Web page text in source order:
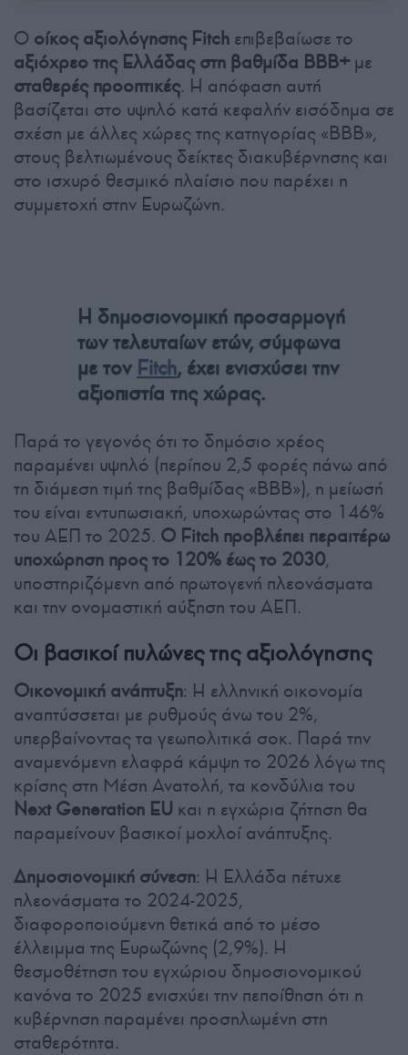
Ο οίκος αξιολόγησης Fitch επιβεβαίωσε το
αξιόχρεο της Ελλάδας στη βαθμίδα BBB+ με
σταθερές προοπτικές. Η απόφαση αυτή
βασίζεται στο υψηλό κατά κεφαλήν εισόδημα σε
σχέση με άλλες χώρες της κατηγορίας «BBB»,
στους βελτιωμένους δείκτες διακυβέρνησης και
στο ισχυρό θεσμικό πλαίσιο που παρέχει η
συμμετοχή στην Ευρωζώνη.
Η δημοσιονομική προσαρμογή
των τελευταίων ετών, σύμφωνα
με τον Fitch, έχει ενισχύσει την
αξιοπιστία της χώρας.
Παρά το γεγονός ότι το δημόσιο χρέος
παραμένει υψηλό (περίπου 2,5 φορές πάνω από
τη διάμεση τιμή της βαθμίδας «BBB»), η μείωσή
του είναι εντυπωσιακή, υποχωρώντας στο 146%
του ΑΕΠ το 2025. Ο Fitch προβλέπει περαιτέρω
υποχώρηση προς το 120% έως το 2030,
υποστηριζόμενη από πρωτογενή πλεονάσματα
και την ονομαστική αύξηση του ΑΕΠ.
Οι βασικοί πυλώνες της αξιολόγησης
Οικονομική ανάπτυξη: Η ελληνική οικονομία
αναπτύσσεται με ρυθμούς άνω του 2%,
υπερβαίνοντας τα γεωπολιτικά σοκ. Παρά την
αναμενόμενη ελαφρά κάμψη το 2026 λόγω της
κρίσης στη Μέση Ανατολή, τα κονδύλια του
Next Generation EU και η εγχώρια ζήτηση θα
παραμείνουν βασικοί μοχλοί ανάπτυξης.
Δημοσιονομική σύνεση: Η Ελλάδα πέτυχε
πλεονάσματα το 2024-2025,
διαφοροποιούμενη θετικά από το μέσο
έλλειμμα της Ευρωζώνης (2,9%). Η
θεσμοθέτηση του εγχώριου δημοσιονομικού
κανόνα το 2025 ενισχύει την πεποίθηση ότι η
κυβέρνηση παραμένει προσηλωμένη στη
σταθερότητα.